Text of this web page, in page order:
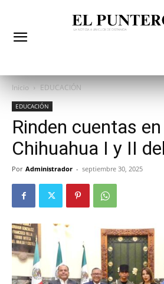
Inicio EDUCACIÓN
EDUCACIÓN
Rinden cuentas
Chihuahua I y II
Por Administrador - septiembre 30, 2025